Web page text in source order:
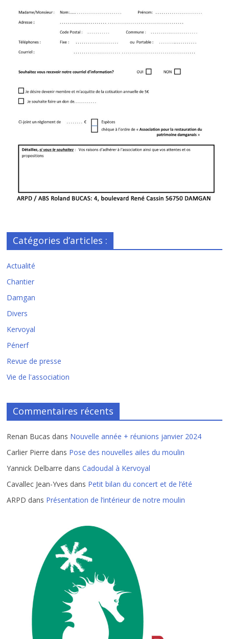
Catégories d’articles :
Actualité
Chantier
Damgan
Divers
Kervoyal
Pénerf
Revue de presse
Vie de l'association
Commentaires récents
Renan Bucas dans Nouvelle année + réunions janvier 2024
Carlier Pierre dans Pose des nouvelles ailes du moulin
Yannick Delbarre dansCadoudal à Kervoyal
Cavallec Jean-Yves dans Petit bilan du concert et de l’été
ARPD dans Présentation de l’intérieur de notre moulin